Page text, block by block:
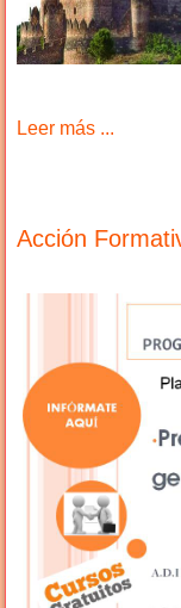
Leer más ...
Acción